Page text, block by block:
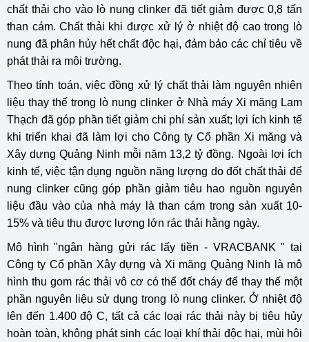
chất thải cho vào lò nung clinker đã tiết giảm được 0,8 tấn
than cám. Chất thải khi được xử lý ở nhiệt độ cao trong lò
nung đã phân hủy hết chất độc hại, đảm bảo các chỉ tiêu về
phát thải ra môi trường.
Theo tính toán, việc đồng xử lý chất thải làm nguyên nhiên
liệu thay thế trong lò nung clinker ở Nhà máy Xi măng Lam
Thạch đã góp phần tiết giảm chi phí sản xuất; lợi ích kinh tế
khi triển khai đã làm lợi cho Công ty Cổ phần Xi măng và
Xây dựng Quảng Ninh mỗi năm 13,2 tỷ đồng. Ngoài lợi ích
kinh tế, việc tận dụng nguồn năng lượng do đốt chất thải để
nung clinker cũng góp phần giảm tiêu hao nguồn nguyên
liệu đầu vào của nhà máy là than cám trong sản xuất 10-
15% và tiêu thụ được lượng lớn rác thải hằng ngày.
Mô hình "ngân hàng gửi rác lấy tiền - VRACBANK " tại
Công ty Cổ phần Xây dựng và Xi măng Quảng Ninh là mô
hình thu gom rác thải vô cơ có thể đốt cháy để thay thế một
phần nguyên liệu sử dụng trong lò nung clinker. Ở nhiệt độ
lên đến 1.400 độ C, tất cả các loại rác thải này bị tiêu hủy
hoàn toàn, không phát sinh các loại khí thải độc hại, mùi hôi